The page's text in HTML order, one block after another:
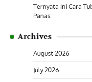
Ternyata Ini Cara
Panas
Archives
August 2026
July 2026